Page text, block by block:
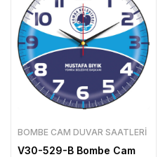
BOMBE CAM DUVAR SAATLERI
V30-529-B Bombe Cam